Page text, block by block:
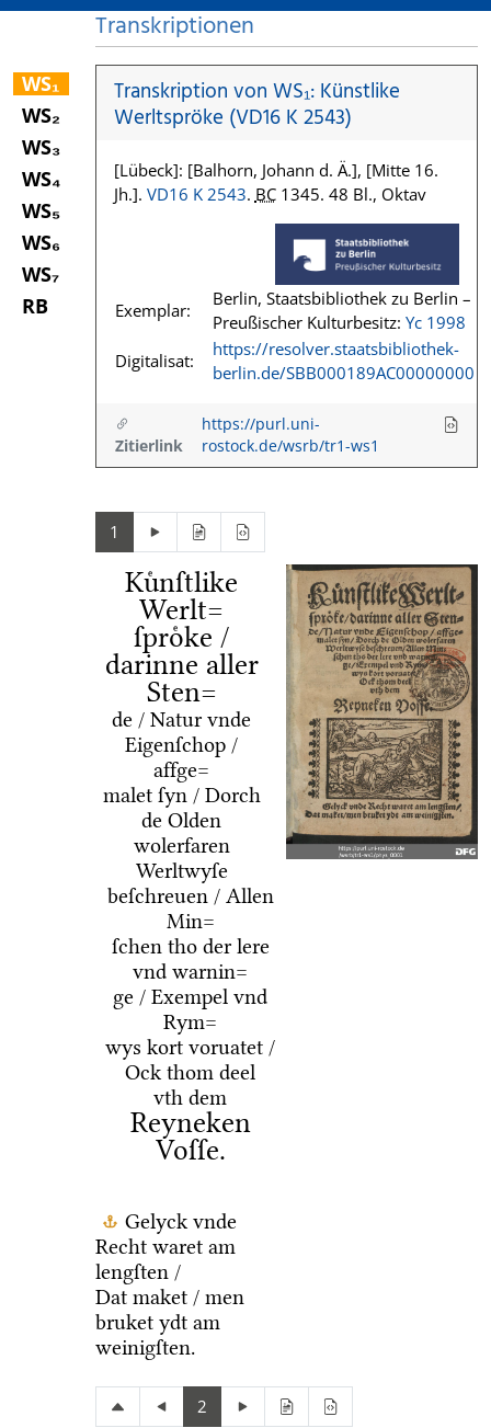
WS₁
WS₂
WS₃
WS₄
WS₅
WS₆
WS₇
RB
Transkriptionen
Transkription von WS₁: Künstlike
Werltspröke (VD16 K 2543)
[Lübeck]: [Balhorn, Johann d. Ä.], [Mitte 16.
Jh.]. VD16 K 2543. BC1345. 48 Bl., Oktav
Exemplar:
Berlin, Staatsbibliothek zu Berlin –
Preußischer Kulturbesitz: Yc 1998
Digitalisat:
https://resolver.staatsbibliothek-
berlin.de/SBB000189AC00000000
Zitierlink
https://purl.uni-
rostock.de/wsrb/tr1-ws1
1
Kuͤnſtlike
Werlt=
ſproͤke /
darinne aller
Sten=
de / Natur vnde
Eigenſchop /
affge=
malet ſyn / Dorch
de Olden
wolerfaren
Werltwyſe
beſchreuen / Allen
Min=
ſchen tho der lere
vnd warnin=
ge / Exempel vnd
Rym=
wys kort voruatet /
Ock thom deel
vth dem
Reyneken
Voſſe.
Gelyck vnde
Recht waret am
lengſten /
Dat maket / men
bruket ydt am
weinigſten.
2